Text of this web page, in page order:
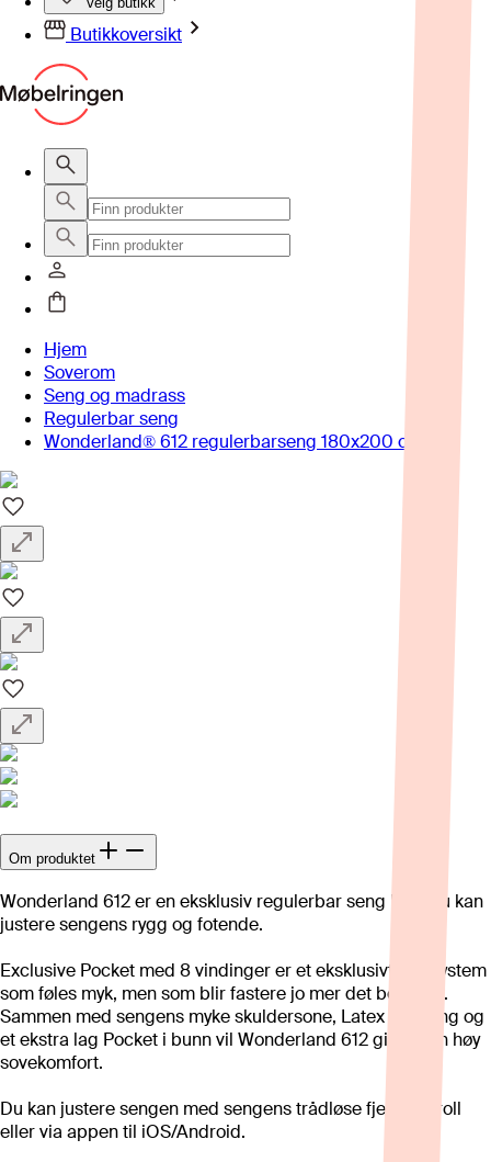
Butikkoversikt
Hjem
Soverom
Seng og madrass
Regulerbar seng
Wonderland® 612 regulerbarseng 180x200 cm
Om produktet
Wonderland 612 er en eksklusiv regulerbar seng hvor du kan
justere sengens rygg og fotende.
Exclusive Pocket med 8 vindinger er et eksklusivt fjærsystem
som føles myk, men som blir fastere jo mer det belastes.
Sammen med sengens myke skuldersone, Latex stopning og
et ekstra lag Pocket i bunn vil Wonderland 612 gi deg en høy
sovekomfort.
Du kan justere sengen med sengens trådløse fjernkontroll
eller via appen til iOS/Android.